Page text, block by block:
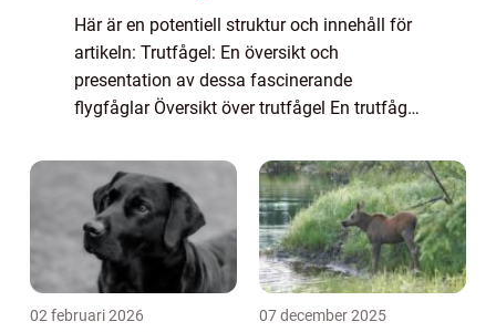
Här är en potentiell struktur och innehåll för
artikeln: Trutfågel: En översikt och
presentation av dessa fascinerande
flygfåglar Översikt över trutfågel En trutfågel
Laridae. Dessa fåglar är kända för sitt ...
02 februari 2026 07 december 2025